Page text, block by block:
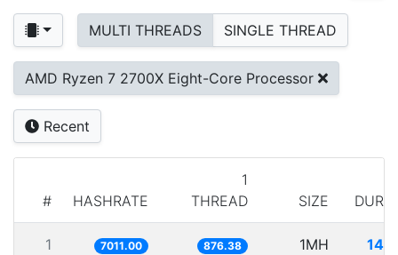
MULTI THREADS SINGLE THREAD
AMD Ryzen 7 2700X Eight-Core Processor
Recent
# HASHRATE
1
THREAD
SIZE
1 7011.00 876.38 1MH